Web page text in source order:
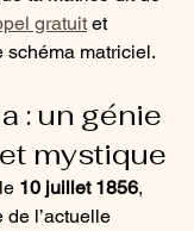
gratuit et
schéma matriciel.
mystique
10 juillet 1856,
l’actuelle